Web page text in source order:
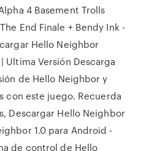
4 Basement Trolls
End Finale + Bendy Ink -
Hello Neighbor
Ultima Versión Descarga
de Hello Neighbor y
con este juego. Recuerda
Descargar Hello Neighbor
1.0 para Android -
de control de Hello